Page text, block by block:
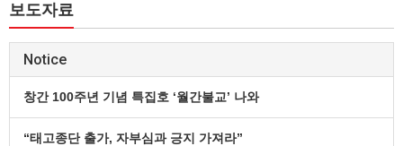
보도자료
Notice
창간 100주년 기념 특집호 ‘월간불교’ 나와
“태고종단 출가, 자부심과 긍지 가져라”